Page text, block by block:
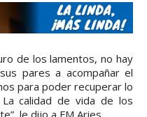
de los lamentos, no hay
pares a acompañar el
para poder recuperar lo
calidad de vida de los